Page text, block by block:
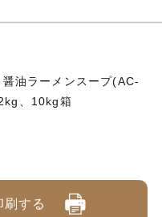
醤油ラーメンスープ(AC-
、10kg箱
する